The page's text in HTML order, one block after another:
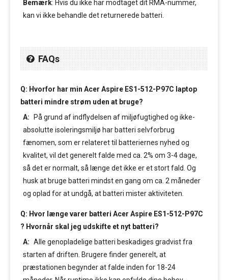
Bemærk: Hvis du ikke har modtaget dit RMA-nummer,
kan vi ikke behandle det returnerede batteri.
FAQs
Q: Hvorfor har min Acer Aspire ES1-512-P97C laptop
batteri mindre strøm uden at bruge?
A:
På grund af indflydelsen af miljøfugtighed og ikke-
absolutte isoleringsmiljø har batteri selvforbrug
fænomen, som er relateret til batteriernes nyhed og
kvalitet, vil det generelt falde med ca. 2% om 3-4 dage,
så det er normalt, så længe det ikke er et stort fald. Og
husk at bruge batteri mindst en gang om ca. 2 måneder
og oplad for at undgå, at batteri mister aktiviteten.
Q: Hvor længe varer batteri Acer Aspire ES1-512-P97C
? Hvornår skal jeg udskifte et nyt batteri?
A: Alle genopladelige batteri beskadiges gradvist fra
starten af driften. Brugere finder generelt, at
præstationen begynder at falde inden for 18-24